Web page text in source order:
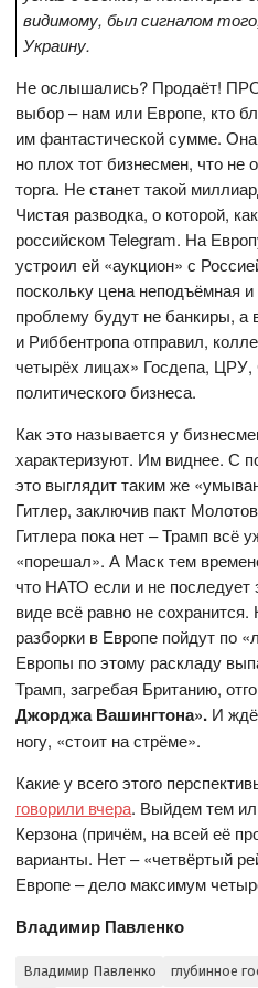
видимому, был сигналом
Украину.
Не ослышались? Продаёт!
выбор – нам или Европе, кто
им фантастической сумме.
но плох тот бизнесмен, что не
торга. Не станет такой
Чистая разводка, о которой,
российском Telegram. На
устроил ей «аукцион» с
поскольку цена неподъёмная
проблему будут не банкиры,
и Риббентропа отправил,
четырёх лицах» Госдепа,
политического бизнеса.
Как это называется у
характеризуют. Им виднее. С
это выглядит таким же
Гитлер, заключив пакт
Гитлера пока нет – Трамп всё
«порешал». А Маск тем
что НАТО если и не
виде всё равно не
разборки в Европе пойдут по
Европы по этому раскладу
Трамп, загребая Британию,
Джорджа Вашингтона». И
ногу, «стоит на стрёме».
Какие у всего этого
говорили вчера. Выйдем тем
Керзона (причём, на всей её
варианты. Нет – «четвёртый
Европе – дело максимум
Владимир Павленко
Владимир Павленко глубинное